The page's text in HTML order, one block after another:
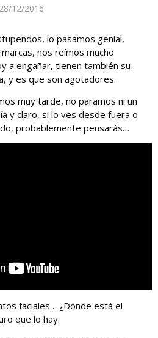
28/12/2016
lo pasamos genial,
nos reímos mucho
a engañar, tienen también su
y es que son agotadores.
muy tarde, no paramos ni un
y claro, si lo ves desde fuera o
probablemente pensarás…
faciales… ¿Dónde está el
que lo hay.